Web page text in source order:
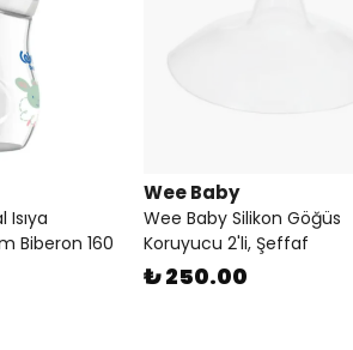
Isıya
Biberon 160
Wee Baby
Wee Baby Silikon Göğüs
Koruyucu 2'li, Şeffaf
₺ 250.00